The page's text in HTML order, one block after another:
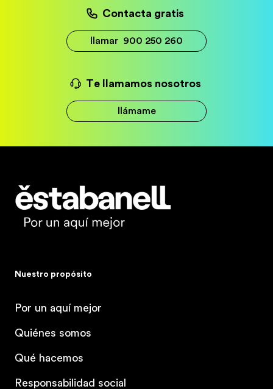
Contacta gratis
llamar 900 250 260
Te llamamos nosotros
llámame
Estabanell
Nuestro propósito
Por un aquí mejor
Quiénes somos
Qué hacemos
Responsabilidad social